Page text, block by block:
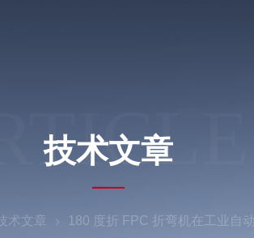
技术文章
术文章 180 度折 FPC 折弯机在工业自